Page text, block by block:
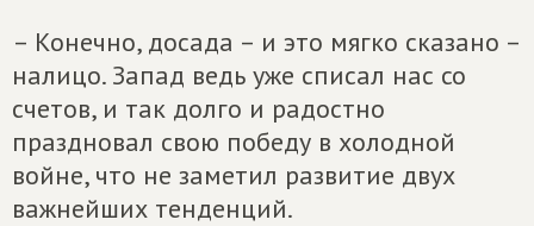
– Конечно, досада – и это мягко сказано –
налицо. Запад ведь уже списал нас со
счетов, и так долго и радостно
праздновал свою победу в холодной
войне, что не заметил развитие двух
важнейших тенденций.